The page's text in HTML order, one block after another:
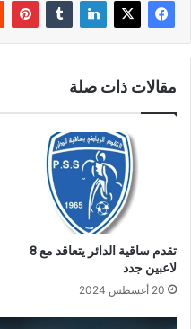
مقالات ذات صلة
تقدم ساقية الدائر يتعاقد مع 8
لاعبين جدد
20 أغسطس 2024